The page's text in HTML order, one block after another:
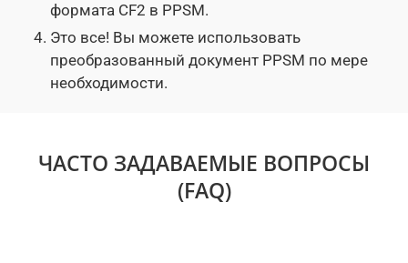
формата CF2 в PPSM.
Это все! Вы можете использовать
преобразованный документ PPSM по мере
необходимости.
ЧАСТО ЗАДАВАЕМЫЕ ВОПРОСЫ
(FAQ)